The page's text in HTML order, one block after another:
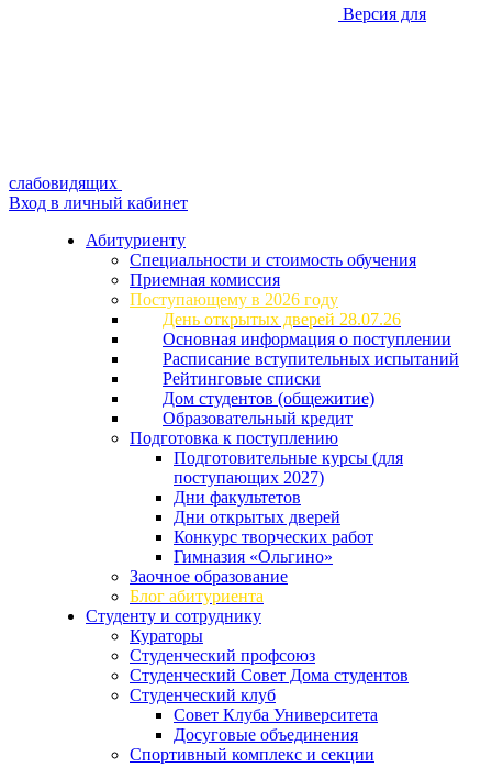
Версия для
слабовидящих
Вход в личный кабинет
Абитуриенту
Специальности и стоимость обучения
Приемная комиссия
Поступающему в 2026 году
День открытых дверей 28.07.26
Основная информация о поступлении
Расписание вступительных испытаний
Рейтинговые списки
Дом студентов (общежитие)
Образовательный кредит
Подготовка к поступлению
Подготовительные курсы (для
поступающих 2027)
Дни факультетов
Дни открытых дверей
Конкурс творческих работ
Гимназия «Ольгино»
Заочное образование
Блог абитуриента
Студенту и сотруднику
Кураторы
Студенческий профсоюз
Студенческий Совет Дома студентов
Студенческий клуб
Совет Клуба Университета
Досуговые объединения
Спортивный комплекс и секции